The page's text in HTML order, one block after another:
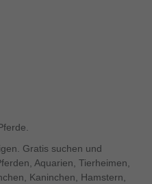
Gratis suchen und
Aquarien, Tierheimen,
Kaninchen, Hamstern,